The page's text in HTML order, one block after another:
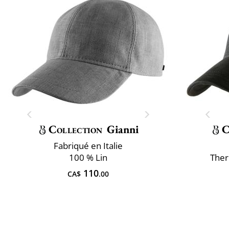
Collection Gianni
Fabriqué en Italie
100 % Lin
CA$ 110.00